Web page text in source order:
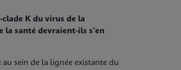
K du virus de la
la santé devraient-ils s’en
au sein de la lignée existante du